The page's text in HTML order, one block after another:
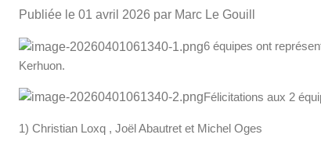
Publiée le 01 avril 2026 par Marc Le Gouill
6 équipes ont
Kerhuon.
Félicitations aux 2
1) Christian Loxq , Joël Abautret et Michel Oges